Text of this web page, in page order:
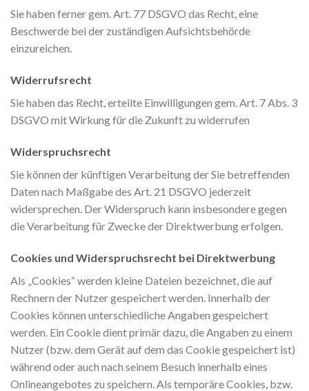
Sie haben ferner gem. Art. 77 DSGVO das Recht, eine
Beschwerde bei der zuständigen Aufsichtsbehörde
einzureichen.
Widerrufsrecht
Sie haben das Recht, erteilte Einwilligungen gem. Art. 7 Abs. 3
DSGVO mit Wirkung für die Zukunft zu widerrufen
Widerspruchsrecht
Sie können der künftigen Verarbeitung der Sie betreffenden
Daten nach Maßgabe des Art. 21 DSGVO jederzeit
widersprechen. Der Widerspruch kann insbesondere gegen
die Verarbeitung für Zwecke der Direktwerbung erfolgen.
Cookies und Widerspruchsrecht bei Direktwerbung
Als „Cookies“ werden kleine Dateien bezeichnet, die auf
Rechnern der Nutzer gespeichert werden. Innerhalb der
Cookies können unterschiedliche Angaben gespeichert
werden. Ein Cookie dient primär dazu, die Angaben zu einem
Nutzer (bzw. dem Gerät auf dem das Cookie gespeichert ist)
während oder auch nach seinem Besuch innerhalb eines
Onlineangebotes zu speichern. Als temporäre Cookies, bzw.